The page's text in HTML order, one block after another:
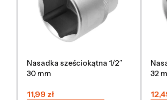
Nasadka sześciokątna 1/2″
30 mm
11,99 zł
32